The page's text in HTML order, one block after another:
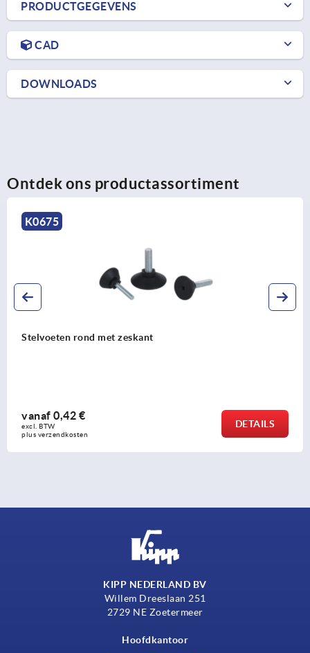
PRODUCTGEGEVENS
CAD
DOWNLOADS
Ontdek ons productassortiment
K2033
afstelplug kunststof zonder insert voor ronde en
vanaf0,66 €
excl. BTW
plus verzendkosten
DETAILS
KIPP NEDERLAND BV
Willem Dreeslaan 251
2729 NE Zoetermeer
Hoofdkantoor